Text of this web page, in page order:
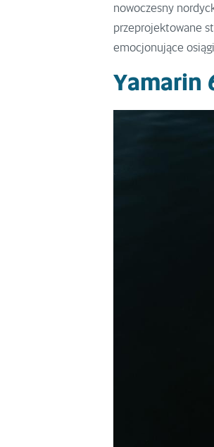
nowoczesny
przeprojektowane
emocjonujące
Yamarin